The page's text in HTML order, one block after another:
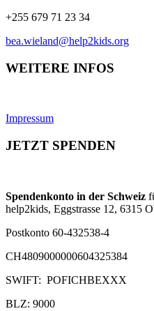
+255 679 71 23 34
bea.wieland@help2kids.org
WEITERE INFOS
Impressum
JETZT SPENDEN
Spendenkonto in der Schweiz
help2kids, Eggstrasse 12, 6315
Postkonto 60-432538-4
CH4809000000604325384
SWIFT: POFICHBEXXX
BLZ: 9000